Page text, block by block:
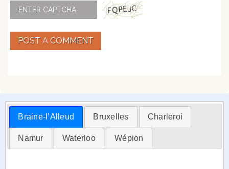
POST A COMMENT
Braine-l’Alleud Bruxelles Charleroi
Namur Waterloo Wépion